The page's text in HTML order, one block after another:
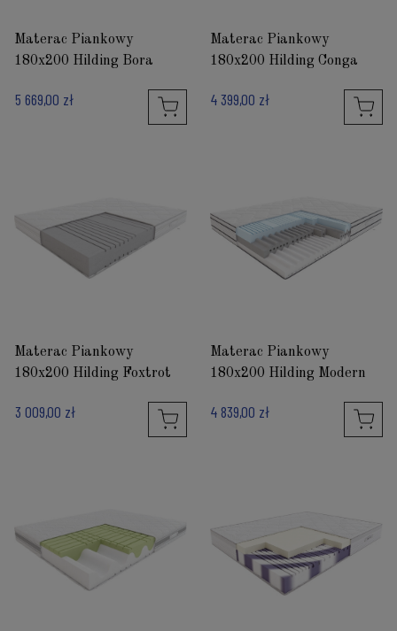
Materac Piankowy
180x200 Hilding Bora
5 669,00 zł
Materac Piankowy
180x200 Hilding Conga
4 399,00 zł
Materac Piankowy
180x200 Hilding Foxtrot
3 009,00 zł
Materac Piankowy
180x200 Hilding Modern
4 839,00 zł